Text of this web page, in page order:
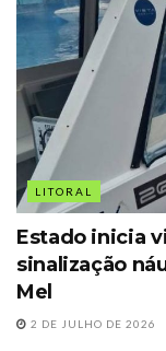
LITORAL
Estado inicia
sinalização
Mel
2 DE JULHO DE 2026